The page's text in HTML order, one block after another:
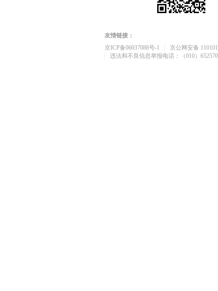
友情链接：
京ICP备06037088号-1
京公网安备
违法和不良信息举报电话：（010）